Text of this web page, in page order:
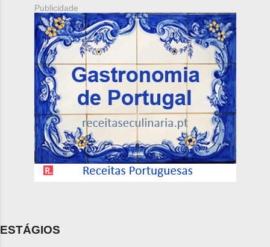
Publicidade
ESTÁGIOS